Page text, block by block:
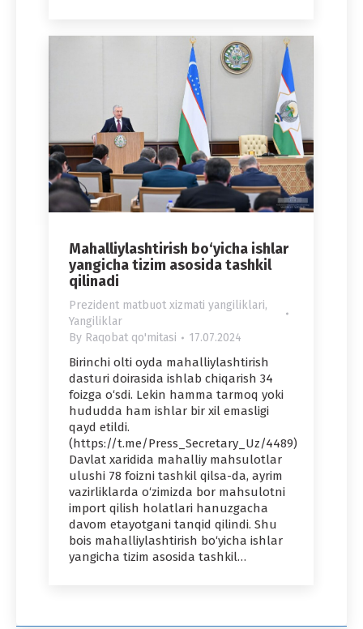
Mahalliylashtirish bo‘yicha ishlar
yangicha tizim asosida tashkil
qilinadi
Prezident matbuot xizmati yangiliklari,
Yangiliklar
By Raqobat qo'mitasi 17.07.2024
Birinchi olti oyda mahalliylashtirish
dasturi doirasida ishlab chiqarish 34
foizga o‘sdi. Lekin hamma tarmoq yoki
hududda ham ishlar bir xil emasligi
qayd etildi.
(https://t.me/Press_Secretary_Uz/4489)
Davlat xaridida mahalliy mahsulotlar
ulushi 78 foizni tashkil qilsa-da, ayrim
vazirliklarda o‘zimizda bor mahsulotni
import qilish holatlari hanuzgacha
davom etayotgani tanqid qilindi. Shu
bois mahalliylashtirish bo‘yicha ishlar
yangicha tizim asosida tashkil…